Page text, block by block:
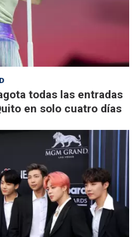
todas las entradas
en solo cuatro días